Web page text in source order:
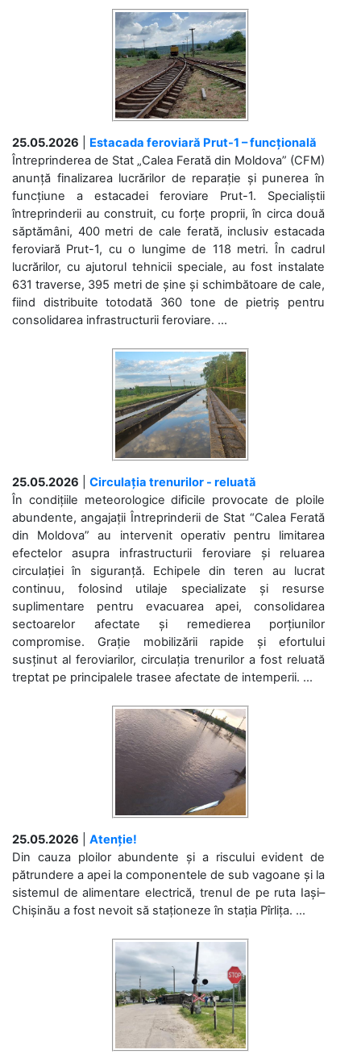
25.05.2026
Estacada feroviară Prut-1 – funcțională
Întreprinderea de Stat „Calea Ferată din Moldova” (CFM)
anunță finalizarea lucrărilor de reparație și punerea în
funcțiune a estacadei feroviare Prut-1. Specialiștii
întreprinderii au construit, cu forțe proprii, în circa două
săptămâni, 400 metri de cale ferată, inclusiv estacada
feroviară Prut-1, cu o lungime de 118 metri. În cadrul
lucrărilor, cu ajutorul tehnicii speciale, au fost instalate
631 traverse, 395 metri de șine și schimbătoare de cale,
fiind distribuite totodată 360 tone de pietriș pentru
consolidarea infrastructurii feroviare. ...
25.05.2026
Circulația trenurilor - reluată
În condițiile meteorologice dificile provocate de ploile
abundente, angajații Întreprinderii de Stat “Calea Ferată
din Moldova” au intervenit operativ pentru limitarea
efectelor asupra infrastructurii feroviare și reluarea
circulației în siguranță. Echipele din teren au lucrat
continuu, folosind utilaje specializate și resurse
suplimentare pentru evacuarea apei, consolidarea
sectoarelor afectate și remedierea porțiunilor
compromise. Grație mobilizării rapide și efortului
susținut al feroviarilor, circulația trenurilor a fost reluată
treptat pe principalele trasee afectate de intemperii. ...
25.05.2026
Atenție!
Din cauza ploilor abundente și a riscului evident de
pătrundere a apei la componentele de sub vagoane și la
sistemul de alimentare electrică, trenul de pe ruta Iași–
Chișinău a fost nevoit să staționeze în stația Pîrlița. ...